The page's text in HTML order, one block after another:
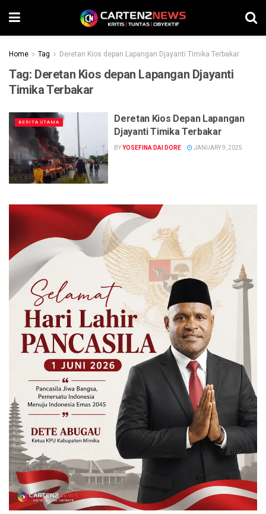
Home Tag Deretan Kios depan Lapangan Djayanti Timika Terbakar
Tag: Deretan Kios depan Lapangan Djayanti
Timika Terbakar
BERITA UTAMA
Deretan Kios Depan Lapangan
Djayanti Timika Terbakar
BYYOSEFINA DAI DORE JANUARY 9, 2025